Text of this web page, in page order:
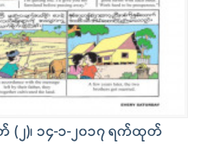
(၂)၊ ၁၄-၁-၂၀၁၇ ရက်ထုတ်